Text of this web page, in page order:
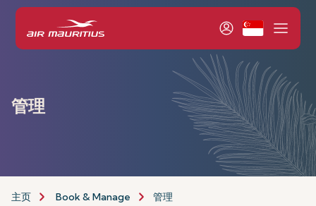
管理
主页 Book & Manage 管理